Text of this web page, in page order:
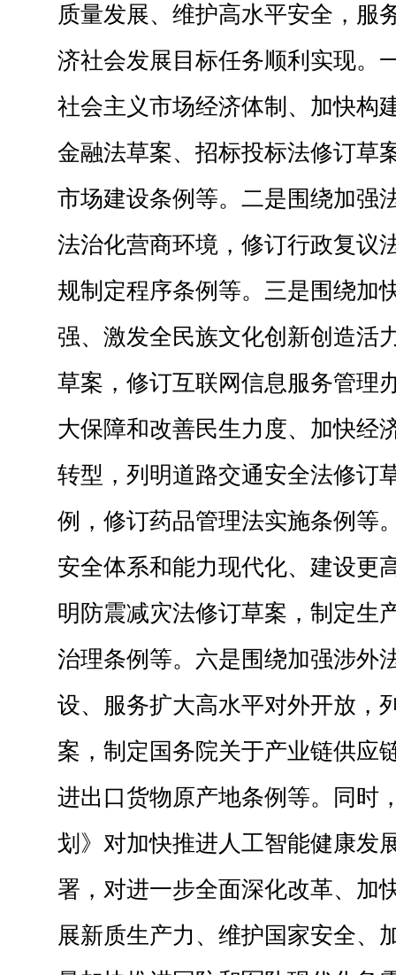
质量发展、维护高水平安全，服
济社会发展目标任务顺利实现。
社会主义市场经济体制、加快构
金融法草案、招标投标法修订草
市场建设条例等。二是围绕加强
法治化营商环境，修订行政复议
规制定程序条例等。三是围绕加
强、激发全民族文化创新创造活
草案，修订互联网信息服务管理
大保障和改善民生力度、加快经
转型，列明道路交通安全法修订
例，修订药品管理法实施条例等
安全体系和能力现代化、建设更
明防震减灾法修订草案，制定生
治理条例等。六是围绕加强涉外
设、服务扩大高水平对外开放，
案，制定国务院关于产业链供应
进出口货物原产地条例等。同时
划》对加快推进人工智能健康发
署，对进一步全面深化改革、加
展新质生产力、维护国家安全、